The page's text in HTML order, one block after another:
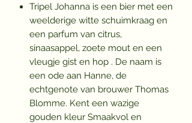
Tripel Johanna is een bier met een
weelderige witte schuimkraag en
een parfum van citrus,
sinaasappel, zoete mout en een
vleugje gist en hop . De naam is
een ode aan Hanne, de
echtgenote van brouwer Thomas
Blomme. Kent een wazige
gouden kleur Smaakvol en